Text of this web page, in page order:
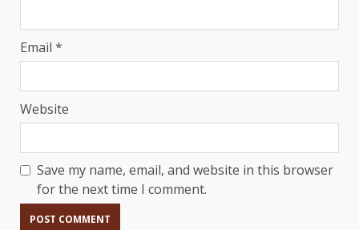
Email *
Website
Save my name, email, and website in this browser
for the next time I comment.